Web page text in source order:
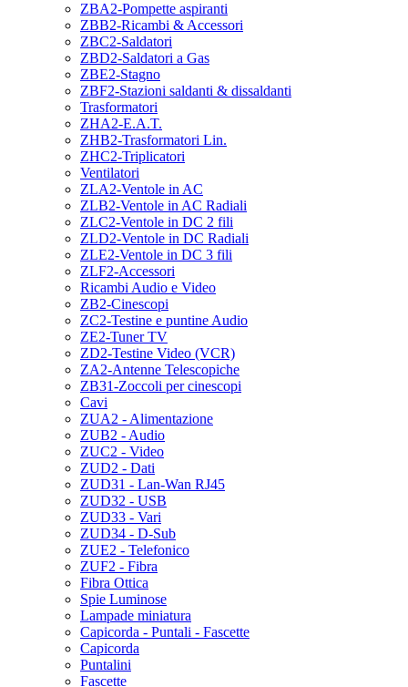
ZBA2-Pompette aspiranti
ZBB2-Ricambi & Accessori
ZBC2-Saldatori
ZBD2-Saldatori a Gas
ZBE2-Stagno
ZBF2-Stazioni saldanti & dissaldanti
Trasformatori
ZHA2-E.A.T.
ZHB2-Trasformatori Lin.
ZHC2-Triplicatori
Ventilatori
ZLA2-Ventole in AC
ZLB2-Ventole in AC Radiali
ZLC2-Ventole in DC 2 fili
ZLD2-Ventole in DC Radiali
ZLE2-Ventole in DC 3 fili
ZLF2-Accessori
Ricambi Audio e Video
ZB2-Cinescopi
ZC2-Testine e puntine Audio
ZE2-Tuner TV
ZD2-Testine Video (VCR)
ZA2-Antenne Telescopiche
ZB31-Zoccoli per cinescopi
Cavi
ZUA2 - Alimentazione
ZUB2 - Audio
ZUC2 - Video
ZUD2 - Dati
ZUD31 - Lan-Wan RJ45
ZUD32 - USB
ZUD33 - Vari
ZUD34 - D-Sub
ZUE2 - Telefonico
ZUF2 - Fibra
Fibra Ottica
Spie Luminose
Lampade miniatura
Capicorda - Puntali - Fascette
Capicorda
Puntalini
Fascette